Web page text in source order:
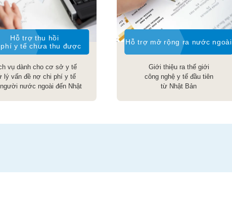
Hỗ trợ thu hồi
y tế chưa thu được
vụ dành cho cơ sở y tế
lý vấn đề nợ chi phí y tế
nước ngoài đến Nhật
Hỗ trợ mở rộng ra nước ngoài
Giới thiệu ra thế giới
công nghệ y tế đầu tiên
từ Nhật Bản